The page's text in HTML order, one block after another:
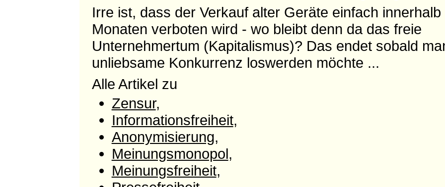
Irre ist, dass der Verkauf alter Geräte einfach innerhalb
Monaten verboten wird - wo bleibt denn da das freie
Unternehmertum (Kapitalismus)? Das endet sobald
unliebsame Konkurrenz loswerden möchte ...
Alle Artikel zu
Zensur,
Informationsfreiheit,
Anonymisierung,
Meinungsmonopol,
Meinungsfreiheit,